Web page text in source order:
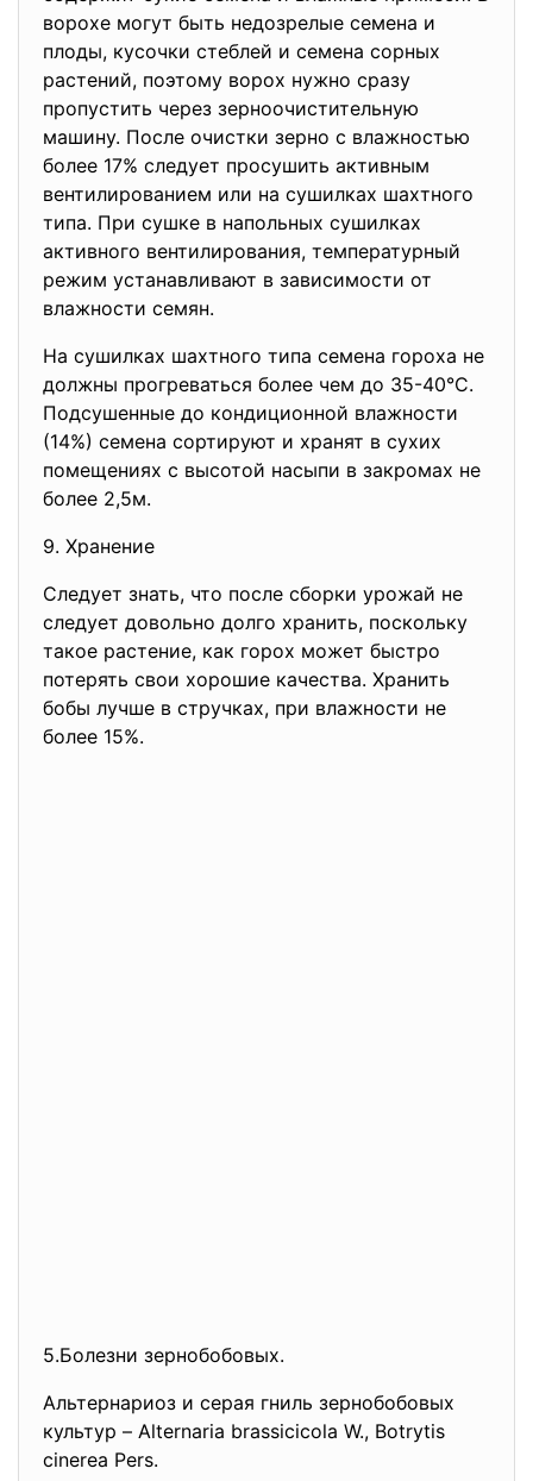
ворохе могут быть недозрелые семена и
плоды, кусочки стеблей и семена сорных
растений, поэтому ворох нужно сразу
пропустить через зерноочистительную
машину. После очистки зерно с влажностью
более 17% следует просушить активным
вентилированием или на сушилках шахтного
типа. При сушке в напольных сушилках
активного вентилирования, температурный
режим устанавливают в зависимости от
влажности семян.
На сушилках шахтного типа семена гороха не
должны прогреваться более чем до 35-40°С.
Подсушенные до кондиционной влажности
(14%) семена сортируют и хранят в сухих
помещениях с высотой насыпи в закромах не
более 2,5м.
9. Хранение
Следует знать, что после сборки урожай не
следует довольно долго хранить, поскольку
такое растение, как горох может быстро
потерять свои хорошие качества. Хранить
бобы лучше в стручках, при влажности не
более 15%.
5.Болезни зернобобовых.
Альтернариоз и серая гниль зернобобовых
культур – Alternaria brassicicola W., Botrytis
cinerea Pers.